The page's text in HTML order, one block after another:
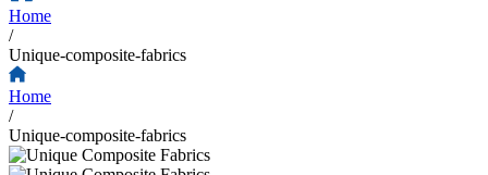
Home
/
Unique-composite-fabrics
Home
/
Unique-composite-fabrics